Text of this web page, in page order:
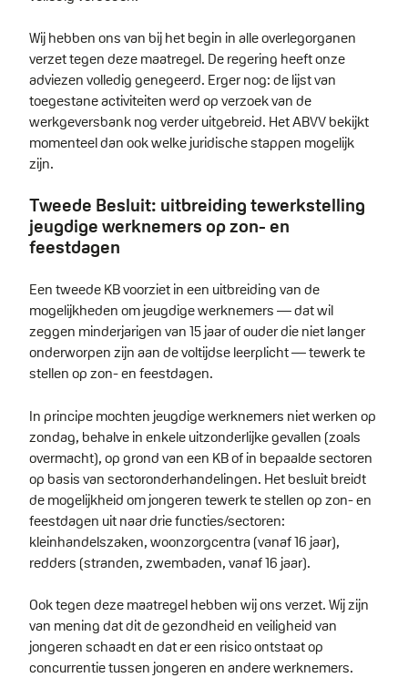
Wij hebben ons van bij het begin in alle overlegorganen
verzet tegen deze maatregel. De regering heeft onze
adviezen volledig genegeerd. Erger nog: de lijst van
toegestane activiteiten werd op verzoek van de
werkgeversbank nog verder uitgebreid. Het ABVV bekijkt
momenteel dan ook welke juridische stappen mogelijk
zijn.
Tweede Besluit: uitbreiding tewerkstelling
jeugdige werknemers op zon- en
feestdagen
Een tweede KB voorziet in een uitbreiding van de
mogelijkheden om jeugdige werknemers — dat wil
zeggen minderjarigen van 15 jaar of ouder die niet langer
onderworpen zijn aan de voltijdse leerplicht — tewerk te
stellen op zon- en feestdagen.
In principe mochten jeugdige werknemers niet werken op
zondag, behalve in enkele uitzonderlijke gevallen (zoals
overmacht), op grond van een KB of in bepaalde sectoren
op basis van sectoronderhandelingen. Het besluit breidt
de mogelijkheid om jongeren tewerk te stellen op zon- en
feestdagen uit naar drie functies/sectoren:
kleinhandelszaken, woonzorgcentra (vanaf 16 jaar),
redders (stranden, zwembaden, vanaf 16 jaar).
Ook tegen deze maatregel hebben wij ons verzet. Wij zijn
van mening dat dit de gezondheid en veiligheid van
jongeren schaadt en dat er een risico ontstaat op
concurrentie tussen jongeren en andere werknemers.